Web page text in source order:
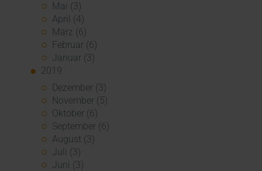
Mai (3)
April (4)
März (6)
Februar (6)
Januar (3)
2019
Dezember (3)
November (5)
Oktober (6)
September (6)
August (3)
Juli (3)
Juni (3)